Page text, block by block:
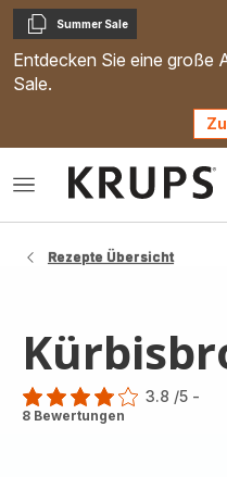
Kopieren
Summer Sale
Entdecken Sie eine große
Sale.
Das
Rezepte Übersicht
ratings.3.8
3.8 /5 -
8 Bewertungen